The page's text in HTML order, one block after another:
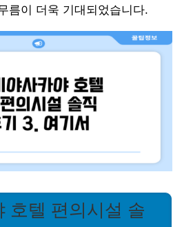
름이 더욱 기대되었습니다.
호텔 편의시설 솔